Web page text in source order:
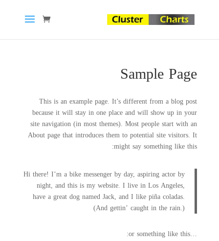
Sample Page
This is an example page. It’s different from a blog post
because it will stay in one place and will show up in your
site navigation (in most themes). Most people start with an
About page that introduces them to potential site visitors. It
might say something like this:
Hi there! I’m a bike messenger by day, aspiring actor by
night, and this is my website. I live in Los Angeles,
have a great dog named Jack, and I like piña coladas.
(And gettin’ caught in the rain.)
…or something like this: